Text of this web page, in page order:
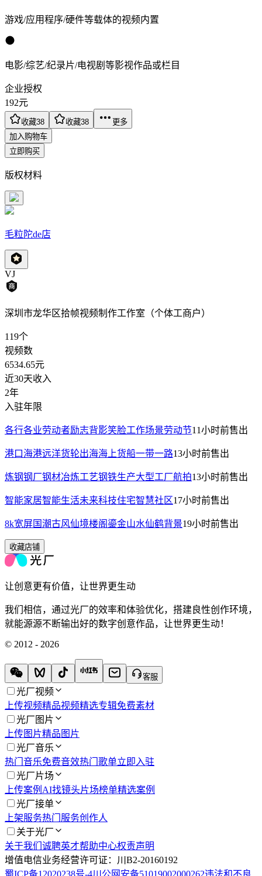
游戏/应用程序/硬件等载体的视频内置
电影/综艺/纪录片/电视剧等影视作品或栏目
企业授权
192元
收藏38 收藏38
更多
加入购物车
立即购买
版权材料
毛粒陀de店
VJ
深圳市龙华区拾帧视频制作工作室（个体工商户）
119个
视频数
6534.65元
近30天收入
2年
入驻年限
各行各业劳动者励志背影笑脸工作场景劳动节11小时前售出
港口海港远洋货轮出海海上货船一带一路13小时前售出
炼钢钢厂钢材冶炼工艺钢铁生产大型工厂航拍13小时前售出
智能家居智能生活未来科技住宅智慧社区17小时前售出
8k宽屏国潮古风仙境楼阁鎏金山水仙鹤背景19小时前售出
收藏店铺
让创意更有价值，让世界更生动
我们相信，通过光厂的效率和体验优化，搭建良性创作环境，
就能源源不断输出好的数字创意作品，让世界更生动！
© 2012 - 2026
客服
光厂视频
上传视频精品视频精选专辑免费素材
光厂图片
上传图片精品图片
光厂音乐
热门音乐免费音效热门歌单立即入驻
光厂片场
上传案例 AI找镜头片场榜单精选案例
光厂接单
上架服务热门服务创作人
关于光厂
关于我们 诚聘英才帮助中心权责声明
增值电信业务经营许可证：川B2-20160192